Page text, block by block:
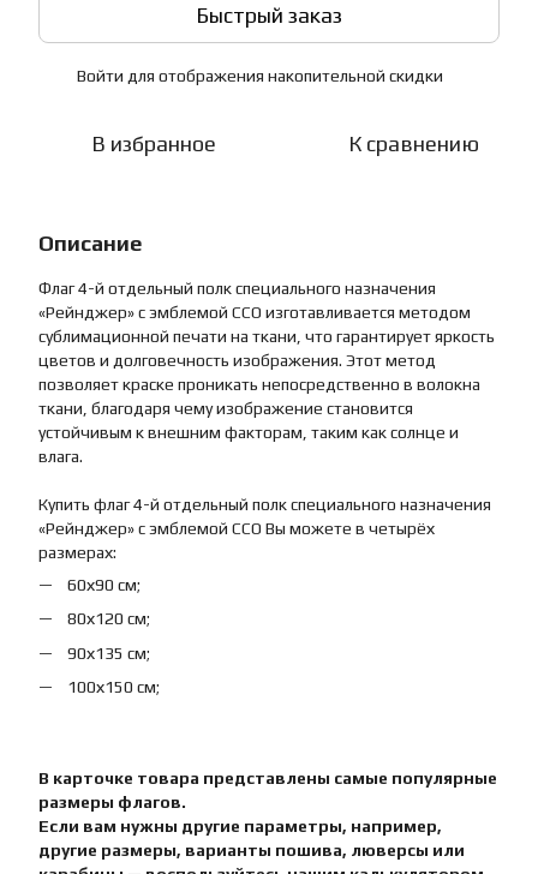
Быстрый заказ
Войти для отображения накопительной скидки
В избранное К сравнению
Описание
Флаг 4-й отдельный полк специального назначения
«Рейнджер» с эмблемой ССО изготавливается методом
сублимационной печати на ткани, что гарантирует яркость
цветов и долговечность изображения. Этот метод
позволяет краске проникать непосредственно в волокна
ткани, благодаря чему изображение становится
устойчивым к внешним факторам, таким как солнце и
влага.
Купить флаг 4-й отдельный полк специального назначения
«Рейнджер» с эмблемой ССО Вы можете в четырёх
размерах:
60х90 см;
80х120 см;
90х135 см;
100х150 см;
В карточке товара представлены самые популярные
размеры флагов.
Если вам нужны другие параметры, например,
другие размеры, варианты пошива, люверсы или